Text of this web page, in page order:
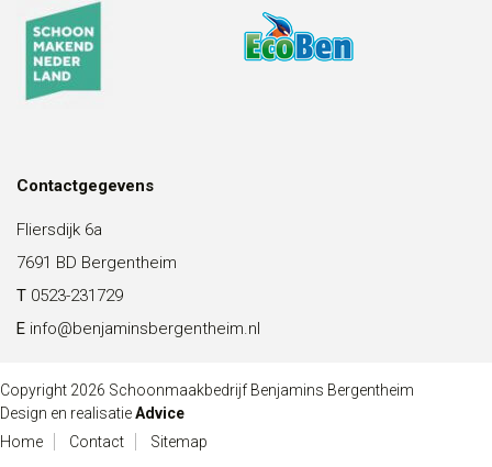
Contactgegevens
Fliersdijk 6a
7691 BD Bergentheim
T 0523-231729
E info@benjaminsbergentheim.nl
Copyright 2026 Schoonmaakbedrijf Benjamins Bergentheim
Design en realisatieAdvice
Home
Contact Sitemap